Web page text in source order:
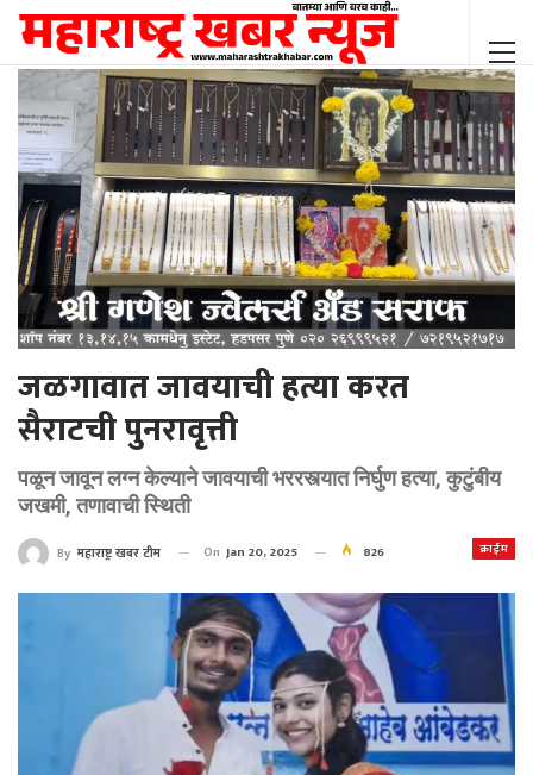
जळगावात जावयाची हत्या करत
सैराटची पुनरावृत्ती
पळून जावून लग्न केल्याने जावयाची भररस्त्यात निर्घुण हत्या, कुटुंबीय
जखमी, तणावाची स्थिती
क्राईम
By महाराष्ट्र खबर टीम On Jan 20, 2025 826